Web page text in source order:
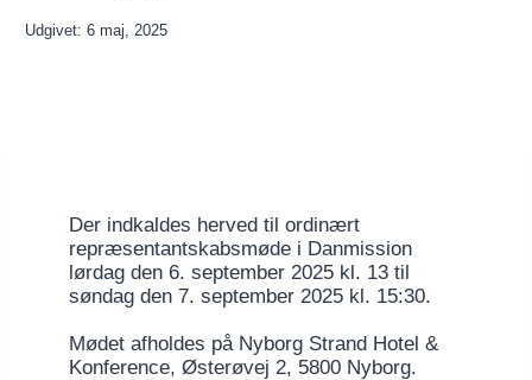
Udgivet: 6 maj, 2025
Der indkaldes herved til ordinært
repræsentantskabsmøde i Danmission
lørdag den 6. september 2025 kl. 13 til
søndag den 7. september 2025 kl. 15:30.
Mødet afholdes på Nyborg Strand Hotel &
Konference, Østerøvej 2, 5800 Nyborg.